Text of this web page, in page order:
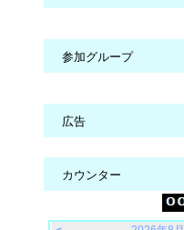
参加グループ
広告
カウンター